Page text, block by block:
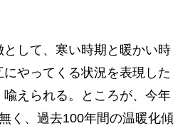
して、寒い時期と暖かい時
やってくる状況を表現した
喩えられる。ところが、今年
く、過去100年間の温暖化傾